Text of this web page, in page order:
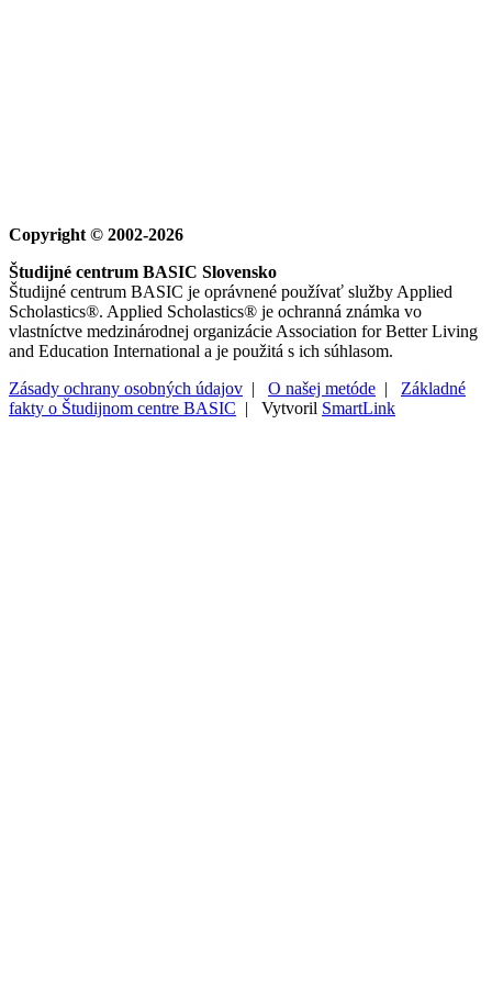
Copyright © 2002-2026
Študijné centrum BASIC Slovensko
Študijné centrum BASIC je oprávnené používať služby Applied
Scholastics®. Applied Scholastics® je ochranná známka vo
vlastníctve medzinárodnej organizácie Association for Better Living
and Education International a je použitá s ich súhlasom.
Zásady ochrany osobných údajov | O našej metóde | Základné
fakty o Študijnom centre BASIC | Vytvoril SmartLink